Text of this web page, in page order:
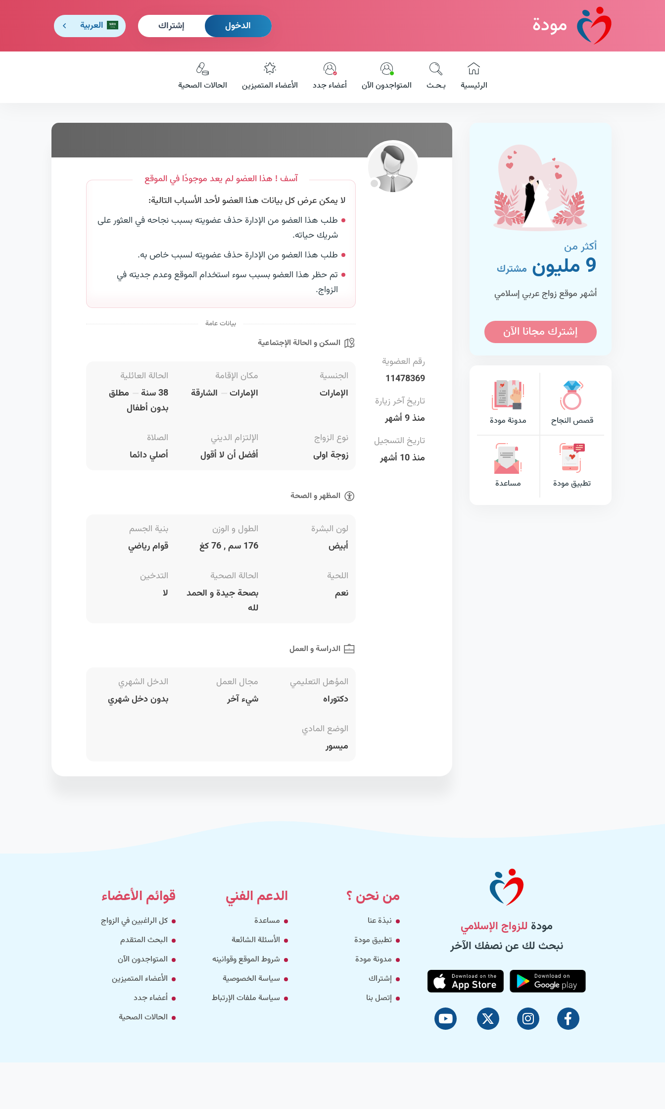
مودة الدخول إشتراك العربية
الرئيسية بـحـث المتواجدون الآن أعضاء جدد الأعضاء المتميزين الحالات الصحية
أكثر من
9 مليون مشترك
أشهر موقع زواج عربي إسلامي
إشترك مجانا الآن
قصص النجاح مدونة مودة
تطبيق مودة مساعدة
آسف ! هذا العضو لم يعد موجودًا في الموقع
لا يمكن عرض كل بيانات هذا العضو لأحد الأسباب التالية:
طلب هذا العضو من الإدارة حذف عضويته بسبب نجاحه في العثور على
شريك حياته.
طلب هذا العضو من الإدارة حذف عضويته لسبب خاص به.
تم حظر هذا العضو بسبب سوء استخدام الموقع وعدم جديته في
الزواج.
بيانات عامة
رقم العضوية
11478369
تاريخ آخر زيارة
منذ 9 أشهر
تاريخ التسجيل
منذ 10 أشهر
السكن و الحالة الإجتماعية
الجنسية
الإمارات
مكان الإقامة
الإمارات
الشارقة
الحالة العائلية
38 سنة
مطلق
بدون أطفال
نوع الزواج
زوجة اولى
الإلتزام الديني
أفضل أن لا أقول
الصلاة
أصلي دائما
المظهر و الصحة
لون البشرة
أبيض
الطول و الوزن
176 سم , 76 كغ
بنية الجسم
قوام رياضي
اللحية
نعم
الحالة الصحية
بصحة جيدة و الحمد
لله
التدخين
لا
الدراسة و العمل
المؤهل التعليمي
دكتوراه
مجال العمل
شيء آخر
الدخل الشهري
بدون دخل شهري
الوضع المادي
ميسور
مودة للزواج الإسلامي
نبحث لك عن نصفك الآخر
من نحن ؟
نبذة عنا
تطبيق مودة
مدونة مودة
إشتراك
إتصل بنا
الدعم الفني
مساعدة
الأسئلة الشائعة
شروط الموقع وقوانينه
سياسة الخصوصية
سياسة ملفات الإرتباط
قوائم الأعضاء
كل الراغبين في الزواج
البحث المتقدم
المتواجدون الآن
الأعضاء المتميزين
أعضاء جدد
الحالات الصحية